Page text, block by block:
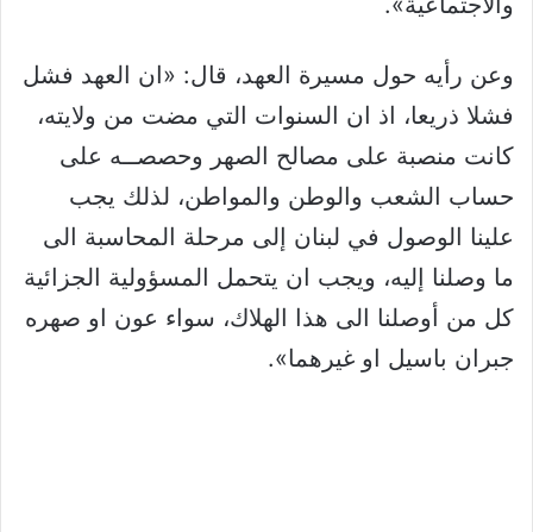
وعن رأيه حول مسيرة العهد، قال: «ان العهد فشل
فشلا ذريعا، اذ ان السنوات التي مضت من ولايته،
كانت منصبة على مصالح الصهر وحصصــه على
حساب الشعب والوطن والمواطن، لذلك يجب
علينا الوصول في لبنان إلى مرحلة المحاسبة الى
ما وصلنا إليه، ويجب ان يتحمل المسؤولية الجزائية
كل من أوصلنا الى هذا الهلاك، سواء عون او صهره
جبران باسيل او غيرهما».